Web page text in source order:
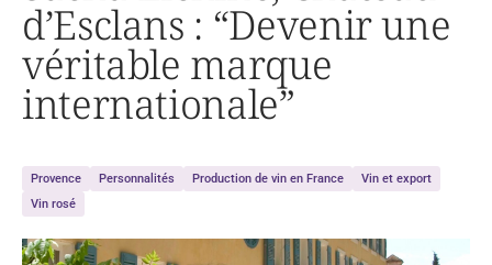
d’Esclans : “Devenir une
véritable marque
internationale”
Provence Personnalités Production de vin en France
Vin et export
Vin rosé